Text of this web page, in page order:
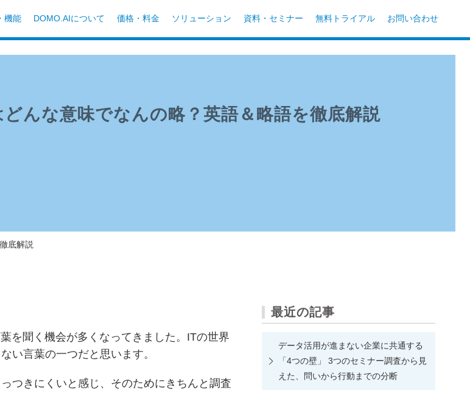
機能 DOMO.AIについて 価格・料金 ソリューション 資料・セミナー 無料トライアル お問い合わせ
んな意味でなんの略？英語＆略語を徹底解説
底解説
を聞く機会が多くなってきました。ITの世界
い言葉の一つだと思います。
つきにくいと感じ、そのためにきちんと調査
最近の記事
データ活用が進まない企業に共通する
「4つの壁」 3つのセミナー調査から見
えた、問いから行動までの分断